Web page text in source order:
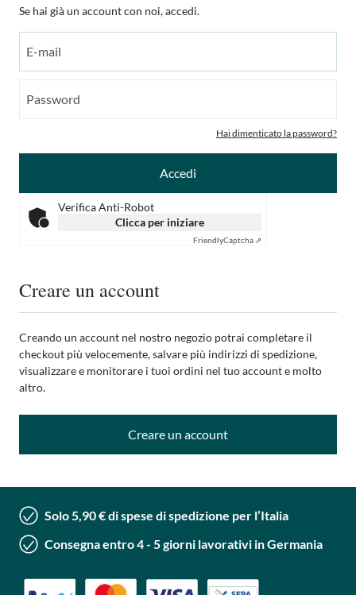
Se hai già un account con noi, accedi.
Hai dimenticato la password?
Accedi
Verifica Anti-Robot
Clicca per iniziare
FriendlyCaptcha ⇗
Creare un account
Creando un account nel nostro negozio potrai completare il
checkout più velocemente, salvare più indirizzi di spedizione,
visualizzare e monitorare i tuoi ordini nel tuo account e molto
altro.
Creare un account
Solo 5,90 € di spese di spedizione per l’Italia
Consegna entro 4 - 5 giorni lavorativi in Germania